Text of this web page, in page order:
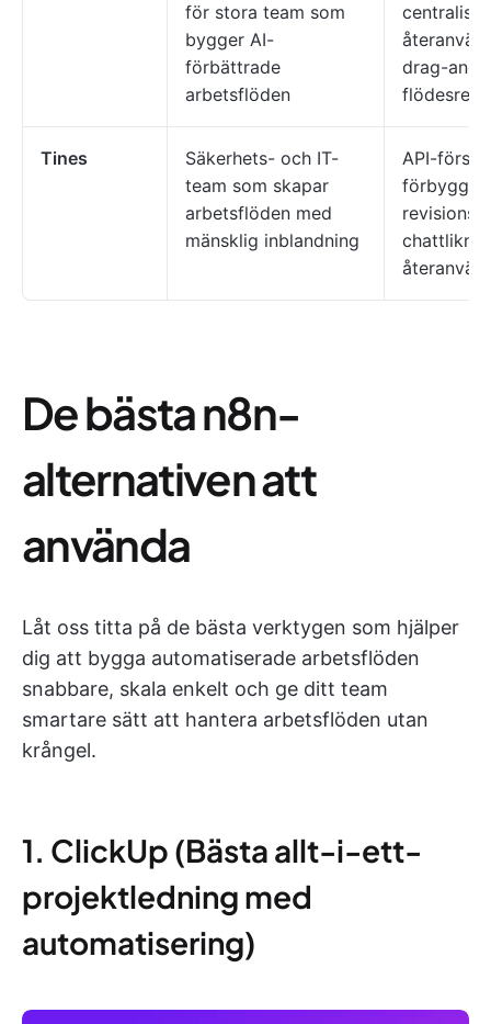
för stora team som
bygger AI-
förbättrade
arbetsflöden
drag-
Tines
Säkerhets- och IT-
team som skapar
arbetsflöden med
mänsklig inblandning
API-först-
De bästa n8n-
alternativen att
använda
Låt oss titta på de bästa verktygen som hjälper
dig att bygga automatiserade arbetsflöden
snabbare, skala enkelt och ge ditt team
smartare sätt att hantera arbetsflöden utan
krångel.
1. ClickUp (Bästa allt-i-ett-
projektledning med
automatisering)